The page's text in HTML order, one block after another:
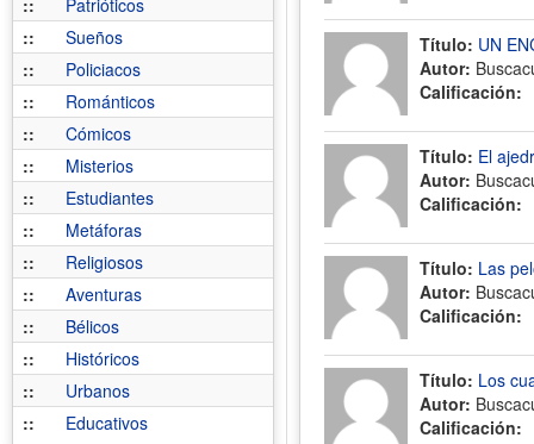
::
Patrióticos
::
Sueños
::
Policiacos
::
Románticos
::
Cómicos
::
Misterios
::
Estudiantes
::
Metáforas
::
Religiosos
::
Aventuras
::
Bélicos
::
Históricos
::
Urbanos
::
Educativos
Título: UN
Autor:
Calificación:
Título: El
Autor:
Calificación:
Título: Las
Autor:
Calificación:
Título: Los
Autor:
Calificación: